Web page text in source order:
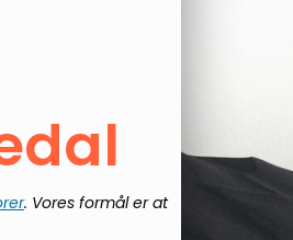
. Vores formål er at